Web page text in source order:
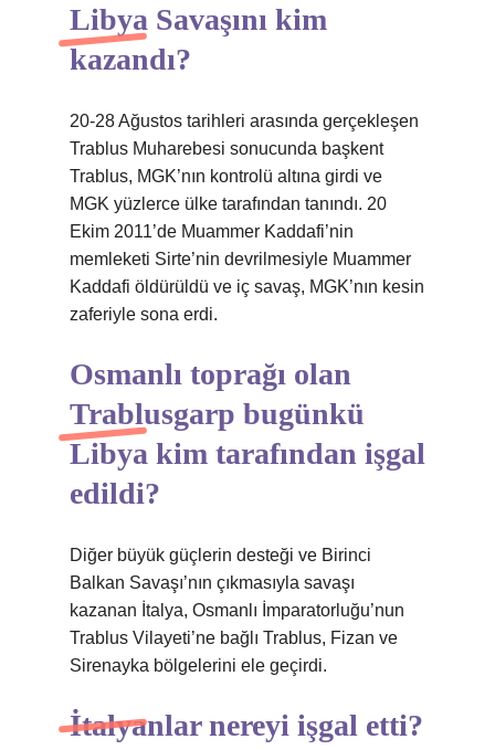
Libya Savaşını kim
kazandı?
20-28 Ağustos tarihleri ​​arasında gerçekleşen
Trablus Muharebesi sonucunda başkent
Trablus, MGK’nın kontrolü altına girdi ve
MGK yüzlerce ülke tarafından tanındı. 20
Ekim 2011’de Muammer Kaddafi’nin
memleketi Sirte’nin devrilmesiyle Muammer
Kaddafi öldürüldü ve iç savaş, MGK’nın kesin
zaferiyle sona erdi.
Osmanlı toprağı olan
Trablusgarp bugünkü
Libya kim tarafından işgal
edildi?
Diğer büyük güçlerin desteği ve Birinci
Balkan Savaşı’nın çıkmasıyla savaşı
kazanan İtalya, Osmanlı İmparatorluğu’nun
Trablus Vilayeti’ne bağlı Trablus, Fizan ve
Sirenayka bölgelerini ele geçirdi.
İtalyanlar nereyi işgal etti?